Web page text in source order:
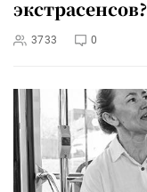
экстрасенсов?
3733 0